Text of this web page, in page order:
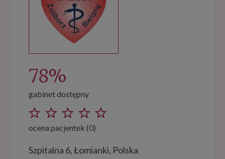
78%
gabinet dostępny
ocena pacjentek (0)
Szpitalna 6, Łomianki, Polska